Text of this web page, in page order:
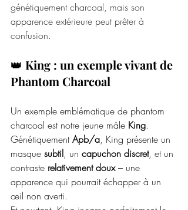
génétiquement charcoal, mais son
apparence extérieure peut prêter à
confusion.
👑 King : un exemple vivant de
Phantom Charcoal
Un exemple emblématique de phantom
charcoal est notre jeune mâle King.
Génétiquement Apb/a, King présente un
masque subtil, un capuchon discret, et un
contraste relativement doux – une
apparence qui pourrait échapper à un
œil non averti.